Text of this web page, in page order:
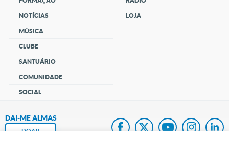
NOTÍCIAS
MÚSICA
CLUBE
SANTUÁRIO
COMUNIDADE
SOCIAL
LOJA
DAI-ME ALMAS
DOAR